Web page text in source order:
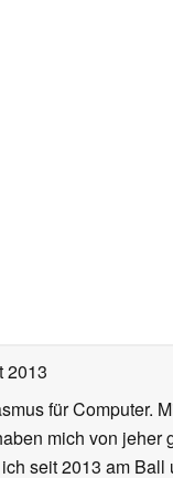
2013
für Computer.
mich von jeher
seit 2013 am Ball